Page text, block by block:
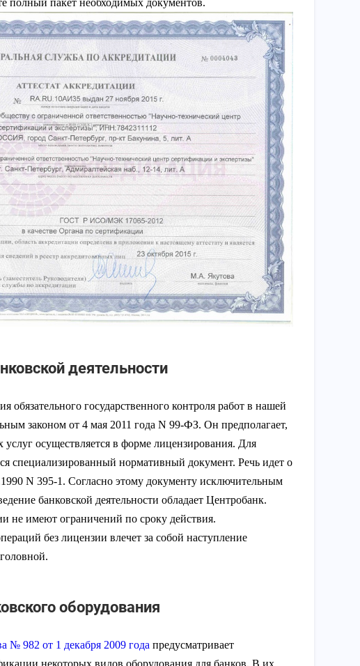
деятельности
обязательного государственного контроля работ в нашей
законом от 4 мая 2011 года N 99-ФЗ. Он предполагает,
услуг осуществляется в форме лицензирования. Для
специализированный нормативный документ. Речь идет о
N 395-1. Согласно этому документу исключительным
банковской деятельности обладает Центробанк.
не имеют ограничений по сроку действия.
без лицензии влечет за собой наступление
оборудования
№ 982 от 1 декабря 2009 года предусматривает